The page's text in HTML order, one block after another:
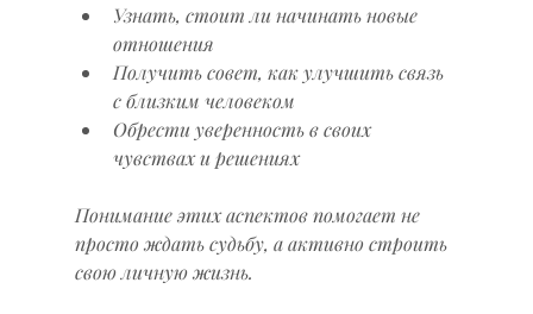
Узнать, стоит ли начинать новые
отношения
Получить совет, как улучшить связь
с близким человеком
Обрести уверенность в своих
чувствах и решениях
Понимание этих аспектов помогает не
просто ждать судьбу, а активно строить
свою личную жизнь.